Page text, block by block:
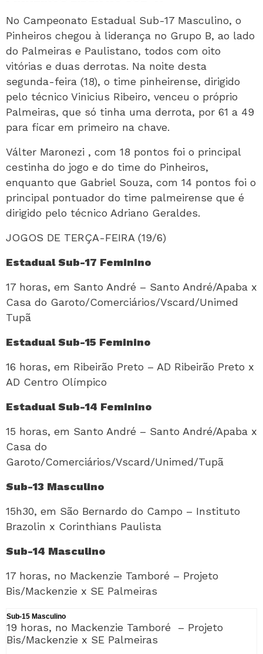
No Campeonato Estadual Sub-17 Masculino, o
Pinheiros chegou à liderança no Grupo B, ao lado
do Palmeiras e Paulistano, todos com oito
vitórias e duas derrotas. Na noite desta
segunda-feira (18), o time pinheirense, dirigido
pelo técnico Vinicius Ribeiro, venceu o próprio
Palmeiras, que só tinha uma derrota, por 61 a 49
para ficar em primeiro na chave.
Válter Maronezi , com 18 pontos foi o principal
cestinha do jogo e do time do Pinheiros,
enquanto que Gabriel Souza, com 14 pontos foi o
principal pontuador do time palmeirense que é
dirigido pelo técnico Adriano Geraldes.
JOGOS DE TERÇA-FEIRA (19/6)
Estadual Sub-17 Feminino
17 horas, em Santo André – Santo André/Apaba x
Casa do Garoto/Comerciários/Vscard/Unimed
Tupã
Estadual Sub-15 Feminino
16 horas, em Ribeirão Preto – AD Ribeirão Preto x
AD Centro Olímpico
Estadual Sub-14 Feminino
15 horas, em Santo André – Santo André/Apaba x
Casa do
Garoto/Comerciários/Vscard/Unimed/Tupã
Sub-13 Masculino
15h30, em São Bernardo do Campo – Instituto
Brazolin x Corinthians Paulista
Sub-14 Masculino
17 horas, no Mackenzie Tamboré – Projeto
Bis/Mackenzie x SE Palmeiras
Sub-15 Masculino
19 horas, no Mackenzie Tamboré
– Projeto
Bis/Mackenzie x SE Palmeiras